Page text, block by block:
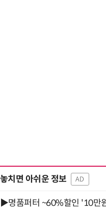
놓치면 아쉬운 정보 AD
▶명품퍼터 ~60%할인 '10만